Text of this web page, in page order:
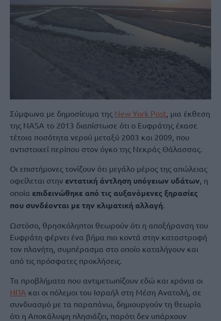
Σύμφωνα με δημοσίευμα της New York Post , μια έκθεση
της NASA το 2013 διαπίστωσε ότι ο Ευφράτης έχασε
τέτοια ποσότητα νερού μεταξύ 2003 και 2009, που
αντιστοιχεί περίπου στον όγκο της Νεκράς Θάλασσας.
Οι επιστήμονες τονίζουν ότι μεγάλο μέρος της απώλειας
οφείλεται στην εντατική άντληση υπόγειων υδάτων , η
οποία επιδεινώθηκε από τις αυξανόμενες ξηρασίες
που συνδέονται με την κλιματική αλλαγή
Ωστόσο, θρησκόληπτοι θεωρούν ότι η αποξήρανση του
Ευφράτη φέρνει ένα βήμα πιο κοντά στην καταστροφή
τον πλανήτη, συμπέρασμα στο οποίο καταλήγουν και
από τις πρόσφατες προκλήσεις.
Τα προβλήματα που αντιμετωπίζουν εδώ και χρόνια οι
ΗΠΑ και οι πόλεμοι του Ισραήλ στη Μέση Ανατολή, σε
συνδυασμό με τα παραπάνω, δημιουργούν τη θεωρία
ότι η Αποκάλυψη πλησιάζει, παρότι δεν υπάρχουν